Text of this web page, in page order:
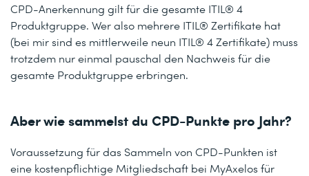
CPD-Anerkennung gilt für die gesamte ITIL® 4
Produktgruppe. Wer also mehrere ITIL® Zertifikate hat
(bei mir sind es mittlerweile neun ITIL® 4 Zertifikate) muss
trotzdem nur einmal pauschal den Nachweis für die
gesamte Produktgruppe erbringen.
Aber wie sammelst du CPD-Punkte pro Jahr?
Voraussetzung für das Sammeln von CPD-Punkten ist
eine kostenpflichtige Mitgliedschaft bei MyAxelos für